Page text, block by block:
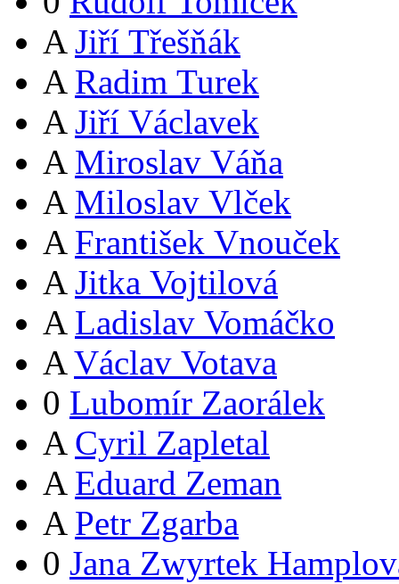
A Jiří Třešňák
A Radim Turek
A Jiří Václavek
A Miroslav Váňa
A Miloslav Vlček
A František Vnouček
A Jitka Vojtilová
A Ladislav Vomáčko
A Václav Votava
0 Lubomír Zaorálek
A Cyril Zapletal
A Eduard Zeman
A Petr Zgarba
0 Jana Zwyrtek